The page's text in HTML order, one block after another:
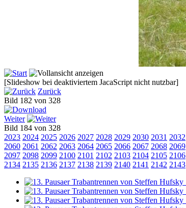
[Slideshow bei deaktiviertem JacaScript nicht nutzbar]
Zurück
Bild 182 von 328
Weiter
Bild 184 von 328
2023 2024 2025 2026 2027 2028 2029 2030 2031 2032
2060 2061 2062 2063 2064 2065 2066 2067 2068 2069
2097 2098 2099 2100 2101 2102 2103 2104 2105 2106
2134 2135 2136 2137 2138 2139 2140 2141 2142 2143